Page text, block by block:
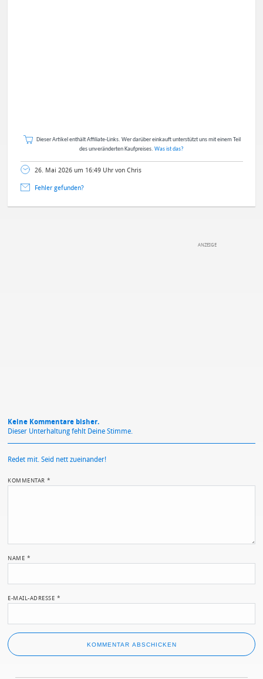
Dieser Artikel enthält Affiliate-Links. Wer darüber einkauft unterstützt uns mit einem Teil
des unveränderten Kaufpreises. Was ist das?
26. Mai 2026 um 16:49 Uhr von Chris
Fehler gefunden?
Keine Kommentare bisher.
Dieser Unterhaltung fehlt Deine Stimme.
Redet mit. Seid nett zueinander!
KOMMENTAR*
NAME *
E-MAIL-ADRESSE *